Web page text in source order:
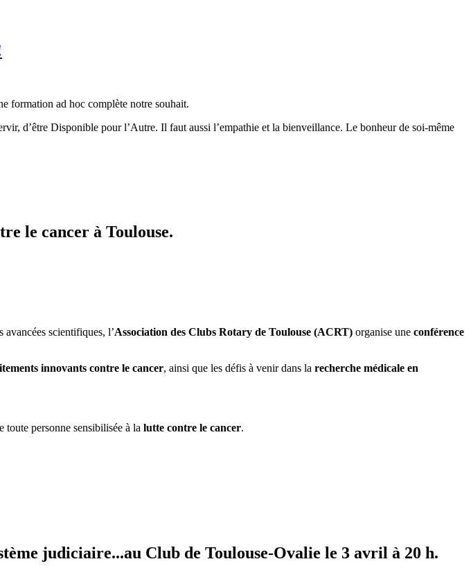
formation ad hoc complète notre souhait.
d’être Disponible pour l’Autre. Il faut aussi l’empathie et la bienveillance. Le bonheur de soi-même
le cancer à Toulouse.
scientifiques, l’Association des Clubs Rotary de Toulouse (ACRT) organise une conférence
innovants contre le cancer, ainsi que les défis à venir dans la recherche médicale en
toute personne sensibilisée à la lutte contre le cancer.
judiciaire...au Club de Toulouse-Ovalie le 3 avril à 20 h.